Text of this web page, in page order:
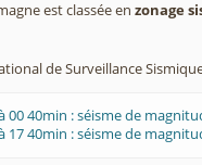
est classée en zonage
de Surveillance
00 40min : séisme de
17 40min : séisme de